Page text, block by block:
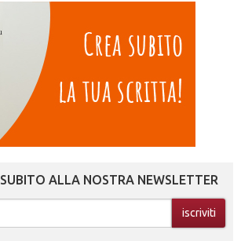
SUBITO ALLA NOSTRA NEWSLETTER